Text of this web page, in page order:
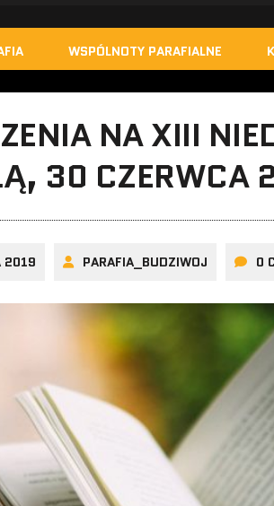
WSPÓLNOTY PARAFIALNE
NA XIII
30 CZERWCA
2019 PARAFIA_BUDZIWOJ 0